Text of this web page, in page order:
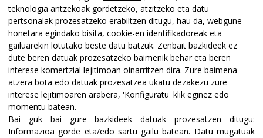
teknologia antzekoak gordetzeko, atzitzeko eta datu
pertsonalak prozesatzeko erabiltzen ditugu, hau da, webgune
honetara egindako bisita, cookie-en identifikadoreak eta
gailuarekin lotutako beste datu batzuk. Zenbait bazkideek ez
dute beren datuak prozesatzeko baimenik behar eta beren
interese komertzial lejitimoan oinarritzen dira. Zure baimena
atzera bota edo datuak prozesatzea ukatu dezakezu zure
interese lejitimoaren arabera, 'Konfiguratu' klik eginez edo
momentu batean.
Bai guk bai gure bazkideek datuak prozesatzen ditugu:
Informazioa gorde eta/edo sartu gailu batean. Datu mugatuak